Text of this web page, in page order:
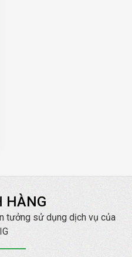
HÀNG
tưởng sử dụng dịch vụ của